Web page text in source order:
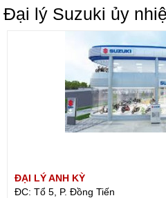
Đại lý Suzuki ủy
ĐẠI LÝ ANH KỲ
ĐC: Tổ 5, P. Đồng Tiến